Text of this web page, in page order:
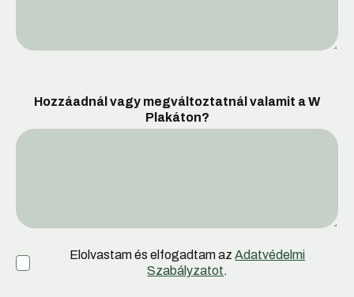
Hozzáadnál vagy megváltoztatnál valamit a W
Plakáton?
Elolvastam és elfogadtam azAdatvédelmi
Szabályzatot.